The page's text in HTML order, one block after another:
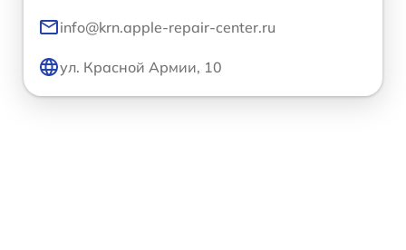
info@krn.apple-repair-center.ru
ул. Красной Армии, 10